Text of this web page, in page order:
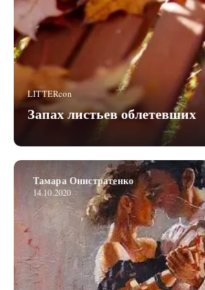
LITTERcon
Запах листьев облетевших
Тамара Онистратенко
14.10.2020